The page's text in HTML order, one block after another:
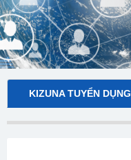
KIZUNA TUYỂN DỤNG